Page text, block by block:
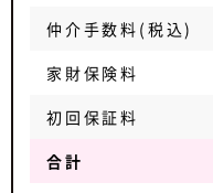
仲介手数料(税込)
家財保険料
初回保証料
合計